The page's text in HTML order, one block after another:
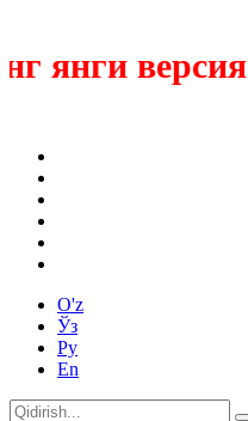
O'z
Ўз
Ру
En